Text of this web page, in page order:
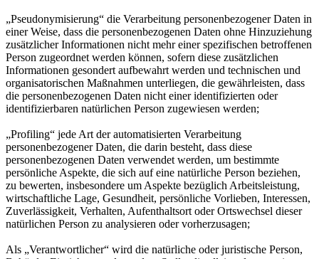
„Pseudonymisierung“ die Verarbeitung personenbezogener Daten in
einer Weise, dass die personenbezogenen Daten ohne Hinzuziehung
zusätzlicher Informationen nicht mehr einer spezifischen betroffenen
Person zugeordnet werden können, sofern diese zusätzlichen
Informationen gesondert aufbewahrt werden und technischen und
organisatorischen Maßnahmen unterliegen, die gewährleisten, dass
die personenbezogenen Daten nicht einer identifizierten oder
identifizierbaren natürlichen Person zugewiesen werden;
„Profiling“ jede Art der automatisierten Verarbeitung
personenbezogener Daten, die darin besteht, dass diese
personenbezogenen Daten verwendet werden, um bestimmte
persönliche Aspekte, die sich auf eine natürliche Person beziehen,
zu bewerten, insbesondere um Aspekte bezüglich Arbeitsleistung,
wirtschaftliche Lage, Gesundheit, persönliche Vorlieben, Interessen,
Zuverlässigkeit, Verhalten, Aufenthaltsort oder Ortswechsel dieser
natürlichen Person zu analysieren oder vorherzusagen;
Als „Verantwortlicher“ wird die natürliche oder juristische Person,